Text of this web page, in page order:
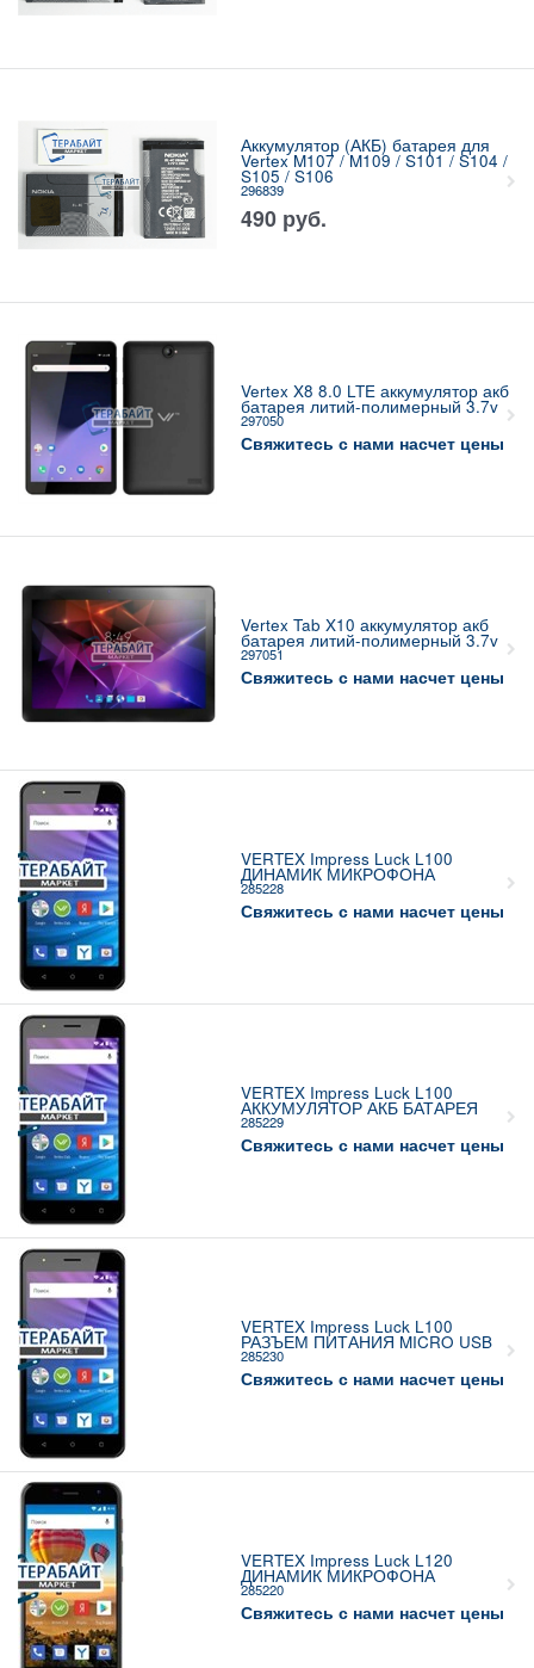
Аккумулятор (АКБ) батарея для
Vertex M107 / M109 / S101 / S104 /
S105 / S106
296839
490 руб.
Vertex X8 8.0 LTE аккумулятор акб
батарея литий-полимерный 3.7v
297050
Свяжитесь с нами насчет цены
Vertex Tab X10 аккумулятор акб
батарея литий-полимерный 3.7v
297051
Свяжитесь с нами насчет цены
VERTEX Impress Luck L100
ДИНАМИК МИКРОФОНА
285228
Свяжитесь с нами насчет цены
VERTEX Impress Luck L100
АККУМУЛЯТОР АКБ БАТАРЕЯ
285229
Свяжитесь с нами насчет цены
VERTEX Impress Luck L100
РАЗЪЕМ ПИТАНИЯ MICRO USB
285230
Свяжитесь с нами насчет цены
VERTEX Impress Luck L120
ДИНАМИК МИКРОФОНА
285220
Свяжитесь с нами насчет цены